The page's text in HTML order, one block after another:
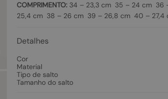
COMPRIMENTO:34 – 23,3 cm 35 – 24 cm 36
25,4 cm 38 – 26 cm 39 – 26,8 cm 40 – 27,4
Detalhes
Cor
Material
Tipo de salto
Tamanho do salto